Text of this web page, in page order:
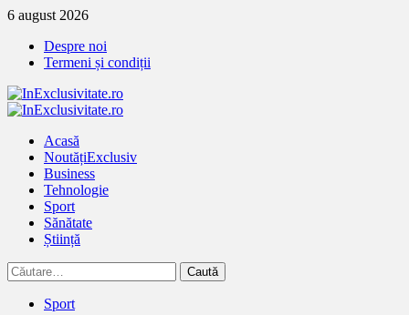
Treci
continut
6 august 2026
Despre noi
Termeni și condiții
Primary
Acasă
NoutățiExclusiv
Business
Tehnologie
Sport
Sănătate
Știință
Caută
după:
Sport